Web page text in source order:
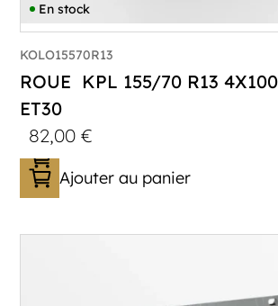
En stock
KOLO15570R13
ROUE KPL 155/70 R13
ET30
82,00€
Ajouter au panier